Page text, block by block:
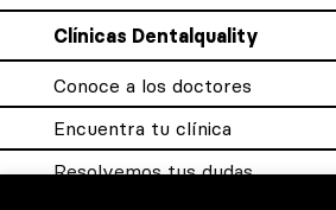
Clínicas Dentalquality
Conoce a los doctores
Encuentra tu clínica
Resolvemos tus dudas